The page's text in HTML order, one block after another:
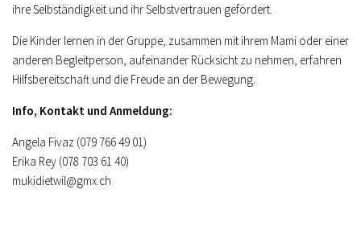
ihre Selbständigkeit und ihr Selbstvertrauen gefördert.
Die Kinder lernen in der Gruppe, zusammen mit ihrem Mami oder einer
anderen Begleitperson, aufeinander Rücksicht zu nehmen, erfahren
Hilfsbereitschaft und die Freude an der Bewegung.
Info, Kontakt und Anmeldung:
Angela Fivaz (079 766 49 01)
Erika Rey (078 703 61 40)
mukidietwil@gmx.ch